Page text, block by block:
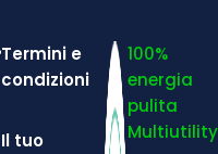
Termini e
condizioni
Il tuo
100%
energia
pulita
Multiutility